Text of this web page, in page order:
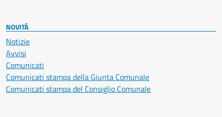
NOVITÀ
Notizie
Avvisi
Comunicati
Comunicati stampa della Giunta Comunale
Comunicati stampa del Consiglio Comunale